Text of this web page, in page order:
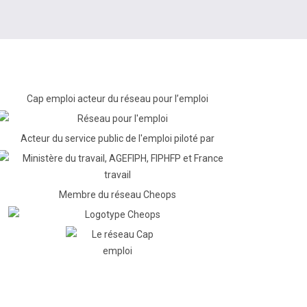
Cap emploi acteur du réseau pour l’emploi
Acteur du service public de l'emploi piloté par
Membre du réseau Cheops